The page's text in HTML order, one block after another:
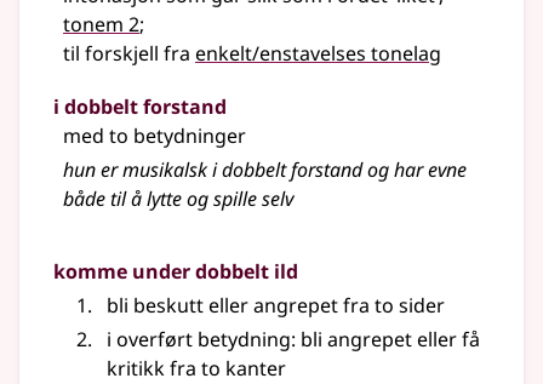
tonem 2;
til forskjell fra enkelt/enstavelses tonelag
i dobbelt forstand
med to betydninger
hun er musikalsk i dobbelt forstand og har evne
både til å lytte og spille selv
komme under dobbelt ild
bli beskutt eller angrepet fra to sider
i overført betydning: bli angrepet eller få
kritikk fra to kanter